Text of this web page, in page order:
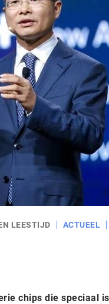
LEESTIJD ACTUEEL
chips die speciaal